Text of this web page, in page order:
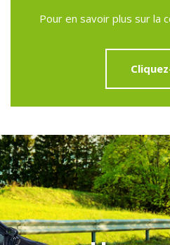
Pour en savoir plus sur la